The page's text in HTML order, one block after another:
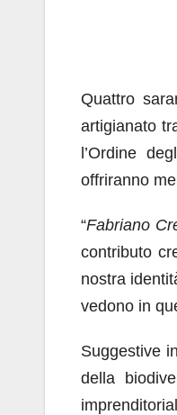
Quattro
artigianato
l’Ordine
offriranno
“Fabriano
contributo
nostra
vedono in
Suggestive
della